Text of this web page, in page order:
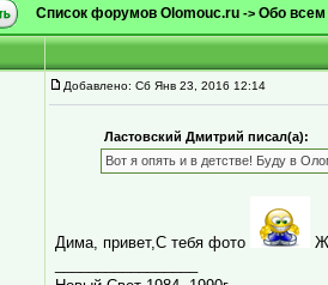
Список форумов Olomouc.ru -> Обо всем
Добавлено: Сб Янв 23, 2016 12:14
Ластовский Дмитрий писал(а):
Вот я опять и в детстве! Буду в
Дима, привет,С тебя фото